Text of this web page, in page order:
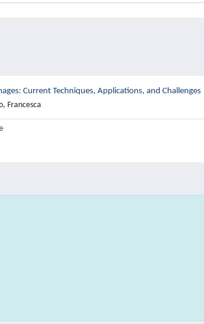
Current Techniques, Applications, and Challenges
Francesca